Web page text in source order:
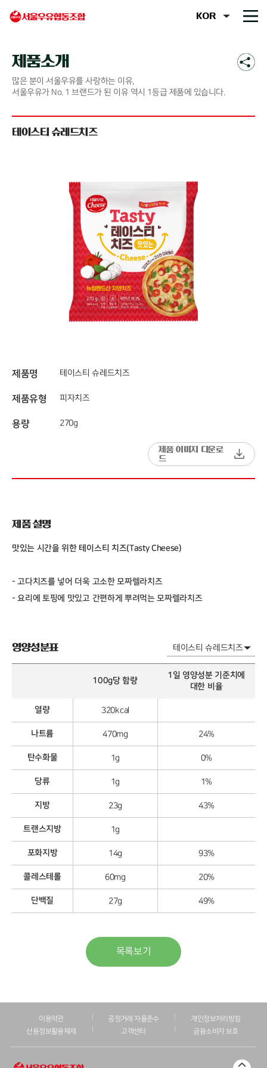
제품소개
많은 분이 서울우유를 사랑하는 이유,
서울우유가 No. 1 브랜드가 된 이유 역시 1등급 제품에 있습니다.
테이스티 슈레드치즈
제품명 테이스티 슈레드치즈
제품유형 피자치즈
용량 270g
제품 이미지 다운로
드
제품 설명
맛있는 시간을 위한 테이스티 치즈(Tasty Cheese)
- 고다치즈를 넣어 더욱 고소한 모짜렐라치즈
- 요리에 토핑에 맛있고 간편하게 뿌려먹는 모짜렐라치즈
영양성분표
100g당 함량
1일 영양성분 기준치에
대한 비율
열량 320kcal
나트륨 470mg 24%
탄수화물 1g 0%
당류 1g 1%
지방 23g 43%
트랜스지방 1g
포화지방 14g 93%
콜레스테롤 60mg 20%
단백질 27g 49%
목록보기
이용약관 공정거래 자율준수
개인정보처리방침
산용정보활용체제
고객센터 금융소비자 보호